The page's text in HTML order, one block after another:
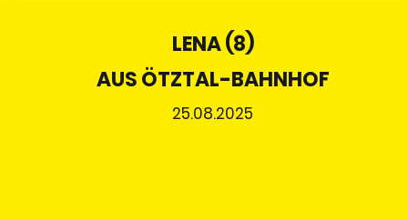
LENA (8)
AUS ÖTZTAL-BAHNHOF
25.08.2025